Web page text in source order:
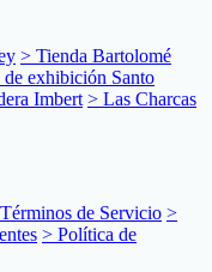
> Tienda Bartolomé
de exhibición Santo
Imbert > Las Charcas
de Servicio >
> Política de